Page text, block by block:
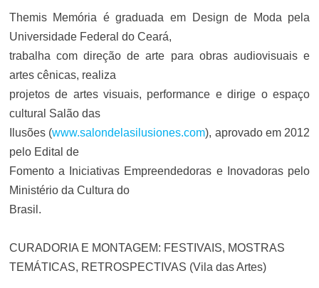
Themis Memória é graduada em Design de Moda pela
Universidade Federal do Ceará,
trabalha com direção de arte para obras audiovisuais e
artes cênicas, realiza
projetos de artes visuais, performance e dirige o espaço
cultural Salão das
Ilusões (www.salondelasilusiones.com), aprovado em 2012
pelo Edital de
Fomento a Iniciativas Empreendedoras e Inovadoras pelo
Ministério da Cultura do
Brasil.
CURADORIA E MONTAGEM: FESTIVAIS, MOSTRAS
TEMÁTICAS, RETROSPECTIVAS (Vila das Artes)